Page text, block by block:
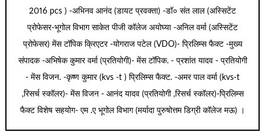
2016 pcs ) -अभिनव आनंद (डायट प्रवक्ता) -डॉ० संत लाल (अस्सिटेंट
प्रोफेसर-भूगोल विभाग साकेत पीजी कॉलेज अयोघ्या -अनिल वर्मा (अस्सिटेंट
प्रोफेसर) मेंस टॉपिक क्रिएटर -योगराज पटेल (VDO)- प्रिलिम्स फैक्ट -मुख्य
संपादक -अभिषेक कुमार वर्मा (प्रतियोगी)- मेंस टॉपिक. - प्रशांत यादव - प्रतियोगी
- मेंस विजन. -कृष्ण कुमार (kvs -t ) प्रिलिम्स फैक्ट. -अमर पाल वर्मा (kvs-t
,रिसर्च स्कॉलर)- मेंस विजन - आनंद यादव (प्रतियोगी ,रिसर्च स्कॉलर)-प्रिलिम्स
फैक्ट विशेष सहयोग- एम .ए भूगोल विभाग (मर्यादा पुरुषोत्तम डिग्री कॉलेज मऊ) ।